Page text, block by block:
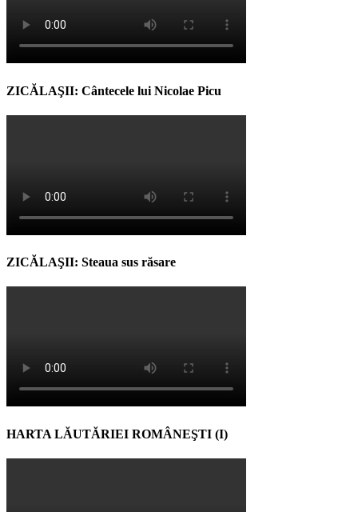
ZICĂLAŞII: Cântecele lui Nicolae Picu
ZICĂLAŞII: Steaua sus răsare
HARTA LĂUTĂRIEI ROMÂNEŞTI (I)